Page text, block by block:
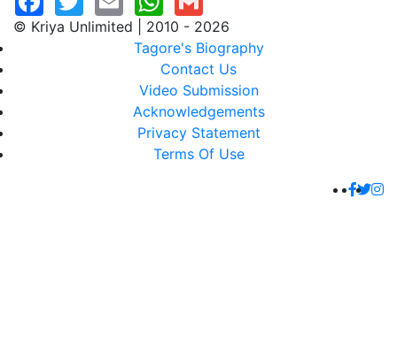
© Kriya Unlimited | 2010 - 2026
Tagore's Biography
Contact Us
Video Submission
Acknowledgements
Privacy Statement
Terms Of Use